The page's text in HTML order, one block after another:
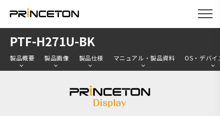
PTF-H271U-BK
製品概要 製品画像 製品仕様 マニュアル・製品資料 OS・デバイ